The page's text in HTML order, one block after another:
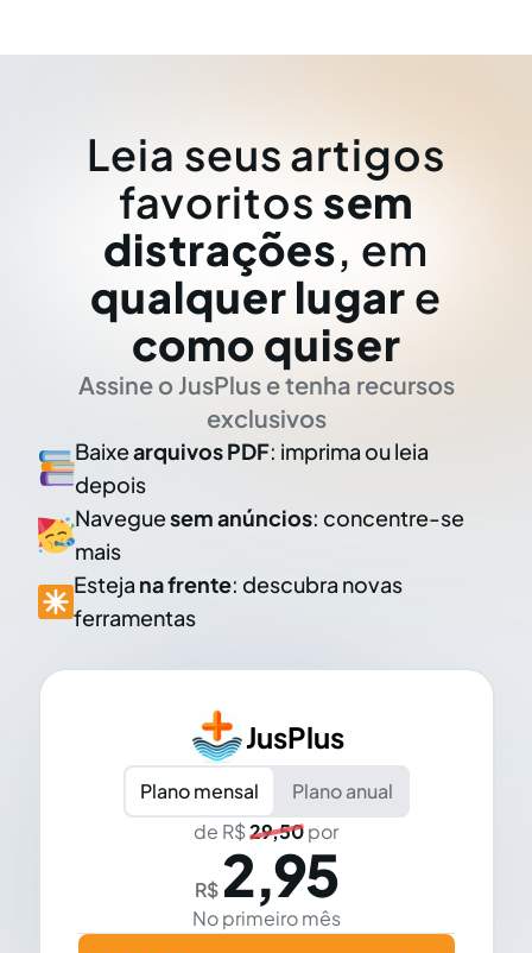
Leia seus artigos
favoritos sem
distrações, em
qualquer lugar e
como quiser
Assine o JusPlus e tenha recursos
exclusivos
Baixearquivos PDF: imprima ou leia
depois
Naveguesem anúncios: concentre-se
mais
Esteja na frente: descubra novas
ferramentas
JusPlus
Plano mensal
Plano anual
de R$29,50por
R$ 2,95
No primeiro mês